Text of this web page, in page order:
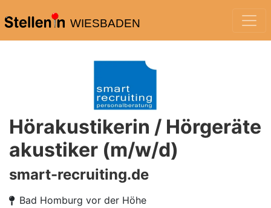
WIESBADEN
Hörakustikerin / Hörgeräte
akustiker (m/w/d)
smart-recruiting.de
Bad Homburg vor der Höhe